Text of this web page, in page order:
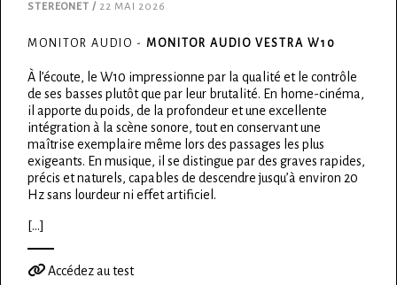
STEREONET / 22 MAI 2026
MONITOR AUDIO - MONITOR AUDIO VESTRA W10
À l’écoute, le W10 impressionne par la qualité et le contrôle
de ses basses plutôt que par leur brutalité. En home-cinéma,
il apporte du poids, de la profondeur et une excellente
intégration à la scène sonore, tout en conservant une
maîtrise exemplaire même lors des passages les plus
exigeants. En musique, il se distingue par des graves rapides,
précis et naturels, capables de descendre jusqu’à environ 20
Hz sans lourdeur ni effet artificiel.
[...]
Accédez au test